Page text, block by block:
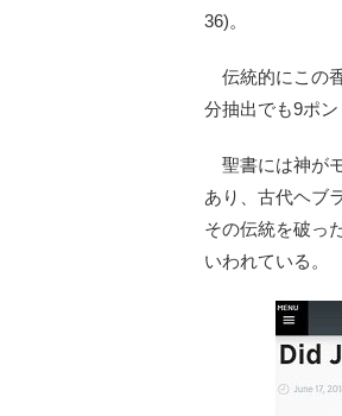
36)。
伝統的にこの
分抽出でも9ポン
聖書には神が
あり、古代ヘブ
その伝統を破っ
いわれている。